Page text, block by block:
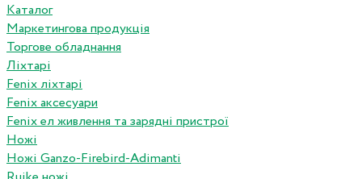
Каталог
Маркетингова продукція
Торгове обладнання
Ліхтарі
Fenix ліхтарі
Fenix аксесуари
Fenix ел живлення та зарядні пристрої
Ножі
Ножі Ganzo-Firebird-Adimanti